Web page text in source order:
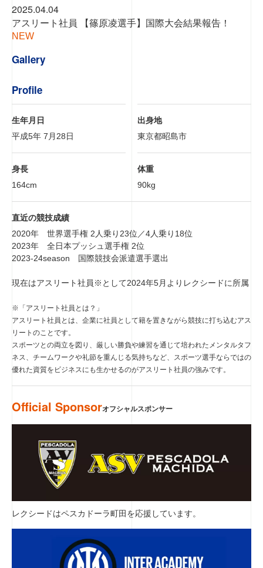
2025.04.04
アスリート社員 【篠原凌選手】国際大会結果報告！
NEW
Gallery
Profile
生年月日
平成5年 7月28日
出身地
東京都昭島市
身長
164cm
体重
90kg
直近の競技成績
2020年 世界選手権 2人乗り23位／4人乗り18位
2023年 全日本プッシュ選手権 2位
2023-24season 国際競技会派遣選手選出
現在はアスリート社員※として2024年5月よりレクシードに所属
※「アスリート社員とは？」
アスリート社員とは、企業に社員として籍を置きながら競技に打ち込むアス
リートのことです。
スポーツとの両立を図り、厳しい勝負や練習を通じて培われたメンタルタフ
ネス、チームワークや礼節を重んじる気持ちなど、スポーツ選手ならではの
優れた資質をビジネスにも生かせるのがアスリート社員の強みです。
Official Sponsorオフシャルスポンサー
レクシードはペスカドーラ町田を応援しています。